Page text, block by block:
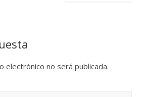
electrónico no será publicada.